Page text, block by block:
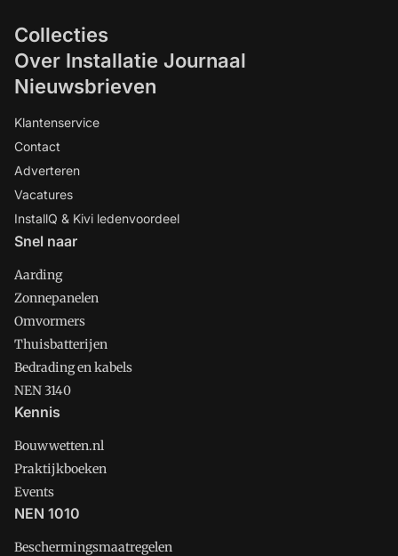
Collecties
Over Installatie Journaal
Nieuwsbrieven
Klantenservice
Contact
Adverteren
Vacatures
InstallQ & Kivi ledenvoordeel
Snel naar
Aarding
Zonnepanelen
Omvormers
Thuisbatterijen
Bedrading en kabels
NEN 3140
Kennis
Bouwwetten.nl
Praktijkboeken
Events
NEN 1010
Beschermingsmaatregelen